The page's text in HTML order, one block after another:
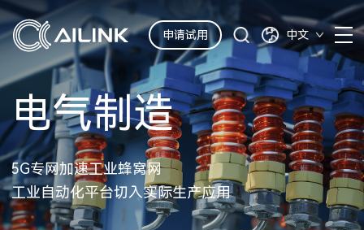
申请试用 中文
电气制造
5G专网加速工业蜂窝网
工业自动化平台切入实际生产应用